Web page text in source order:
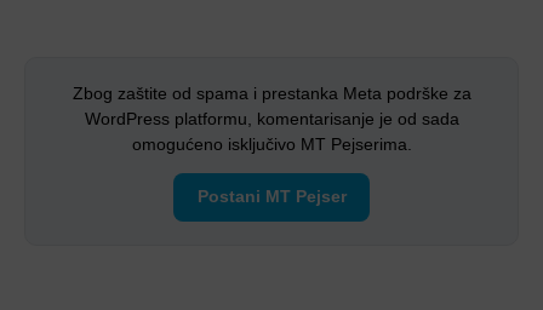
Zbog zaštite od spama i prestanka Meta podrške za
WordPress platformu, komentarisanje je od sada
omogućeno isključivo MT Pejserima.
Postani MT Pejser